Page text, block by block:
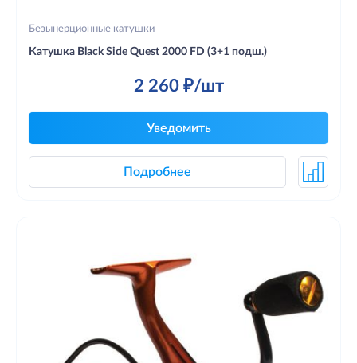
Безынерционные катушки
Катушка Black Side Quest 2000 FD (3+1 подш.)
2 260 ₽/шт
Уведомить
Подробнее